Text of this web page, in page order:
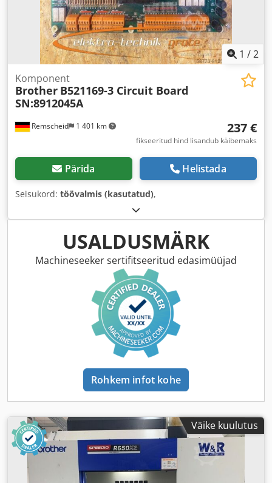
1 /2
Remscheid 1 401 km
Komponent
Brother B521169-3 Circuit Board
SN:8912045A
237 €
fikseeritud hind lisandub käibemaks
Pärida Helistada
Seisukord: töövalmis (kasutatud),
USALDUSMÄRK
Machineseeker sertifitseeritud edasimüüjad
Rohkem infot kohe
Väike kuulutus